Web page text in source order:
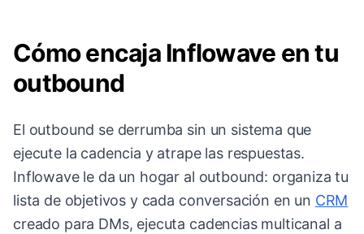
Cómo encaja Inflowave en tu
outbound
El outbound se derrumba sin un sistema que
ejecute la cadencia y atrape las respuestas.
Inflowave le da un hogar al outbound: organiza tu
lista de objetivos y cada conversación en un CRM
creado para DMs, ejecuta cadencias multicanal a